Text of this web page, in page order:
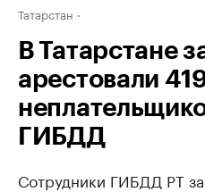
Татарстан
В Татарстане
арестовали
ГИБДД
Сотрудники ГИБДД РТ